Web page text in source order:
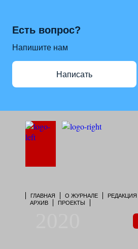
Есть вопрос?
Напишите нам
Написать
ГЛАВНАЯ О ЖУРНАЛЕ РЕДАКЦИЯ
АРХИВ
ПРОЕКТЫ